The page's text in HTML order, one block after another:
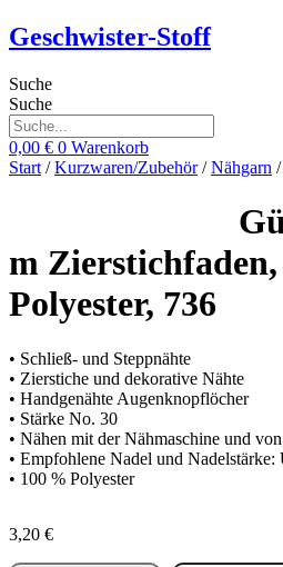
Zum
Inhalt
Geschwister-Stoff
Suche
Suche
0,00 € 0 Warenkorb
Start /Kurzwaren/Zubehör/Nähgarn /
m Zierstichfaden,
Polyester, 736
• Schließ- und Steppnähte
• Zierstiche und dekorative Nähte
• Handgenähte Augenknopflöcher
• Stärke No. 30
• Nähen mit der Nähmaschine und
• Empfohlene Nadel und
• 100 % Polyester
3,20 €